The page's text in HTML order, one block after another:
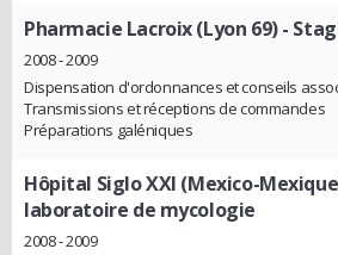
Pharmacie Lacroix (Lyon 69)-
2008 - 2009
Dispensation d'ordonnances et conseils
Transmissions et réceptions de commandes
Préparations galéniques
Hôpital Siglo XXI (Mexico-
laboratoire de mycologie
2008 - 2009